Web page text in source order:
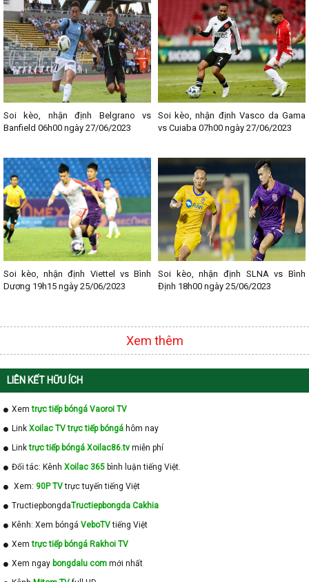
Soi kèo, nhận định Belgrano vs
Banfield 06h00 ngày 27/06/2023
Soi kèo, nhận định Vasco da Gama
vs Cuiaba 07h00 ngày 27/06/2023
Soi kèo, nhận định Viettel vs Bình
Dương 19h15 ngày 25/06/2023
Soi kèo, nhận định SLNA vs Bình
Định 18h00 ngày 25/06/2023
Xem thêm
LIÊN KẾT HỮU ÍCH
Xemtrực tiếp bóngá Vaoroi TV
Link Xoilac TV trực tiếp bóngá hôm nay
Linktrực tiếp bóngá Xoilac86.tv miễn phí
Đối tác: Kênh Xoilac 365 bình luận tiếng Việt.
Xem: 90P TVtrực tuyến tiếng Việt
TructiepbongdaTructiepbongda Cakhia
Kênh: Xem bóngá VeboTVtiếng Việt
Xemtrực tiếp bóngá Rakhoi TV
Xem ngay bongdalu com mới nhất